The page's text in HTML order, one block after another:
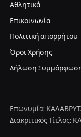
Αθλητικά
Επικοινωνία
Πολιτική απορρήτου
Όροι Χρήσης
Δήλωση
Επωνυμία:
Διακριτικός Τίτλος: